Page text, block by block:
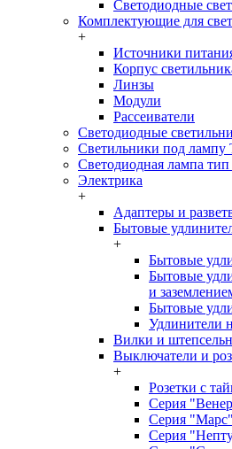
Светодиодные
Комплектующие для
+
Источники
Корпус
Линзы
Модули
Рассеиватели
Светодиодные
Светильники под
Светодиодная лампа
Электрика
+
Адаптеры и
Бытовые
+
Бытовые
Бытовые
и
Бытовые
Удлинители
Вилки и
Выключатели и
+
Розетки с
Серия
Серия "Марс"
Серия